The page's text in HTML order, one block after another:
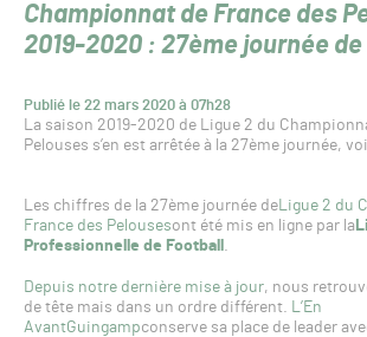
Championnat de France des
2019-2020 : 27ème journée de
Publié le 22 mars 2020 à 07h28
La saison 2019-2020 de Ligue 2 du
Pelouses s’en est arrêtée à la 27ème journée,
Les chiffres de la 27ème journée deLigue 2 du
France des Pelousesont été mis en ligne par la
Professionnelle de Football .
Depuis notre dernière mise à jour, nous
de tête mais dans un ordre différent.
L’En
AvantGuingampconserve sa place de leader